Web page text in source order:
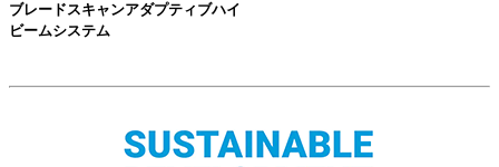
ブレードスキャンアダプティブハイ
ビームシステム